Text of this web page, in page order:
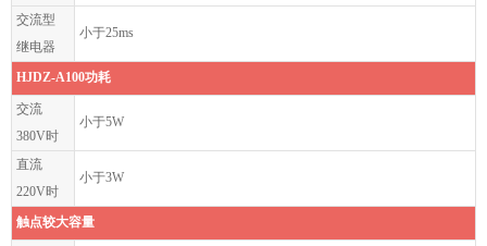
交流型
继电器
小于25ms
HJDZ-A100功耗
交流
380V时
小于5W
直流
220V时
小于3W
触点较大容量